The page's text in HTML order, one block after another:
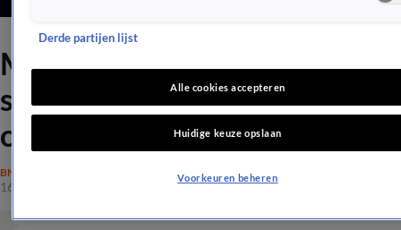
Mick van Wely erkent: 'Heel
stom geweest' over
ongepaste appjes
BN'ERS
16 jan 2026, 10:22
Derde partijen lijst
Alle cookies accepteren
Huidige keuze opslaan
Voorkeuren beheren